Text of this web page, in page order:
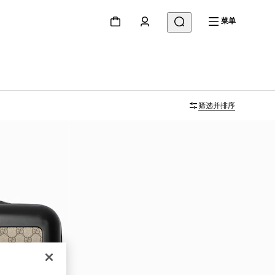
菜单
筛选并排序